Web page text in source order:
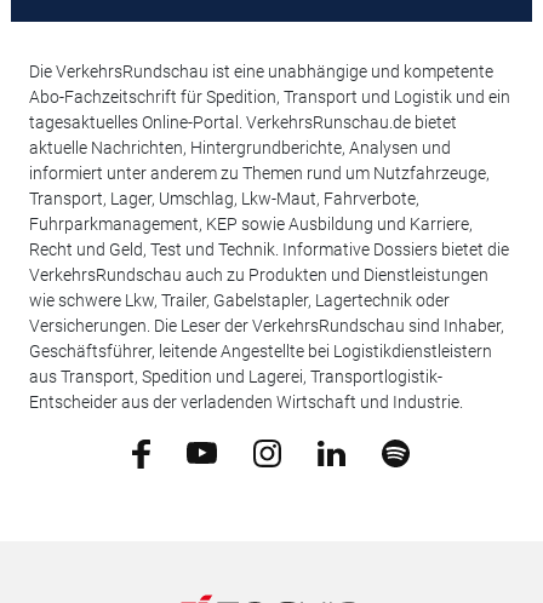
Die VerkehrsRundschau ist eine unabhängige und kompetente
Abo-Fachzeitschrift für Spedition, Transport und Logistik und ein
tagesaktuelles Online-Portal. VerkehrsRunschau.de bietet
aktuelle Nachrichten, Hintergrundberichte, Analysen und
informiert unter anderem zu Themen rund um Nutzfahrzeuge,
Transport, Lager, Umschlag, Lkw-Maut, Fahrverbote,
Fuhrparkmanagement, KEP sowie Ausbildung und Karriere,
Recht und Geld, Test und Technik. Informative Dossiers bietet die
VerkehrsRundschau auch zu Produkten und Dienstleistungen
wie schwere Lkw, Trailer, Gabelstapler, Lagertechnik oder
Versicherungen. Die Leser der VerkehrsRundschau sind Inhaber,
Geschäftsführer, leitende Angestellte bei Logistikdienstleistern
aus Transport, Spedition und Lagerei, Transportlogistik-
Entscheider aus der verladenden Wirtschaft und Industrie.